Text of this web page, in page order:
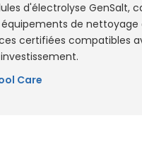
d'électrolyse GenSalt,
de
certifiées compatibles
Care